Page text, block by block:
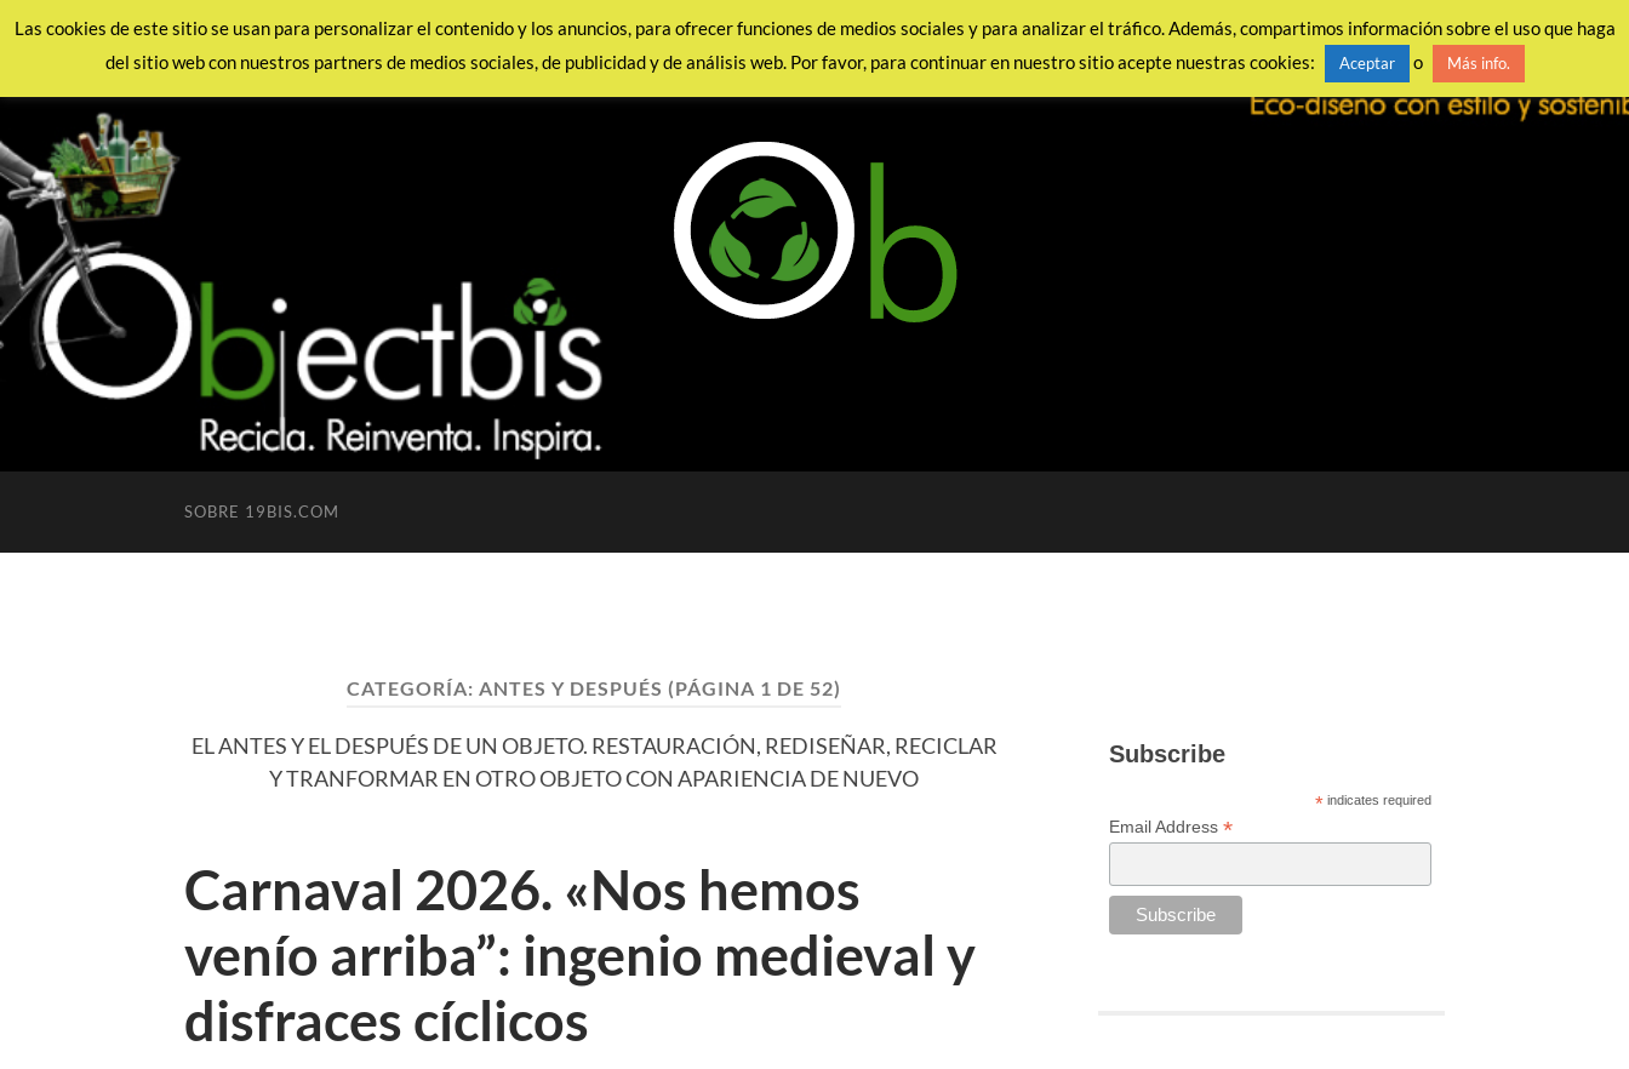
SOBRE 19BIS.COM
CATEGORÍA: ANTES Y DESPUÉS (PÁGINA 1 DE 52)
EL ANTES Y EL DESPUÉS DE UN OBJETO. RESTAURACIÓN, REDISEÑAR, RECICLAR
Y TRANFORMAR EN OTRO OBJETO CON APARIENCIA DE NUEVO
Carnaval 2026. «Nos hemos
venío arriba”: ingenio medieval y
disfraces cíclicos
Subscribe
*indicates required
Email Address *
Las cookies de este sitio se usan para personalizar el contenido y los anuncios, para ofrecer funciones de medios sociales y para analizar el tráfico. Además, compartimos información sobre el uso que haga
del sitio web con nuestros partners de medios sociales, de publicidad y de análisis web. Por favor, para continuar en nuestro sitio acepte nuestras cookies:
Aceptar o Más info.